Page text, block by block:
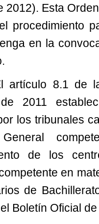
2012). Esta
procedimiento
en la
artículo 8.1 de
de 2011
los tribunales
General
de los
en
de
Boletín Oficial